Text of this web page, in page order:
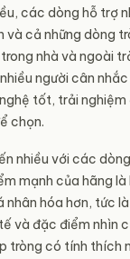
các dòng hỗ trợ
và cả những dòng
nhà và ngoài
người cân
tốt, trải nghiệm
chọn.
nhiều với các
mạnh của hãng là
hóa hơn, tức
và đặc điểm nhìn
tròng có tính thích